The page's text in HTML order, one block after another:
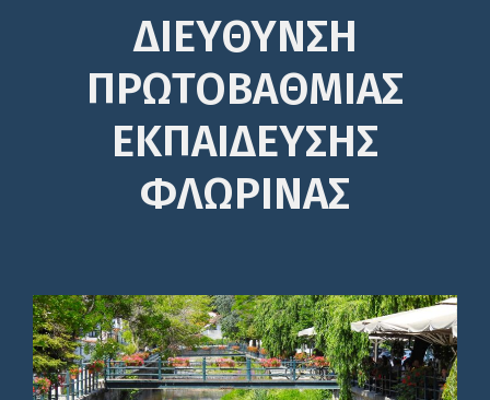
ΔΙΕΎΘΥΝΣΗ
ΠΡΩΤΟΒΆΘΜΙΑΣ
ΕΚΠΑΊΔΕΥΣΗΣ
ΦΛΩΡΙΝΑΣ